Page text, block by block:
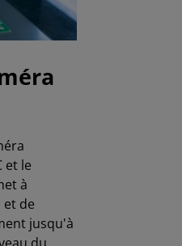
et le
à
de
jusqu'à